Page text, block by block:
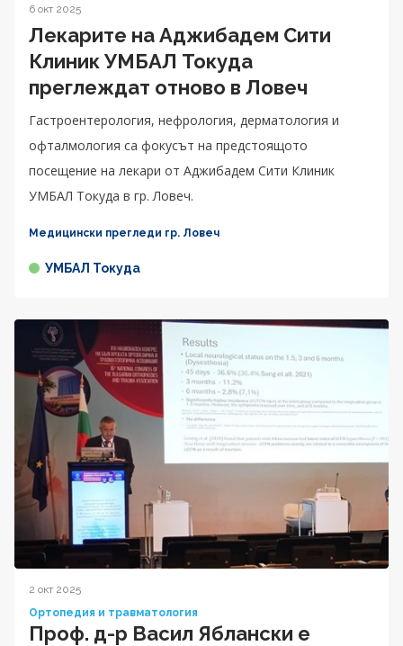
6 окт 2025
Лекарите на Аджибадем Сити
Клиник УМБАЛ Токуда
преглеждат отново в Ловеч
Гастроентерология, нефрология, дерматология и
офталмология са фокусът на предстоящото
посещение на лекари от Аджибадем Сити Клиник
УМБАЛ Токуда в гр. Ловеч.
Медицински прегледи гр. Ловеч
УМБАЛ Токуда
2 окт 2025
Ортопедия и травматология
Проф. д-р Васил Яблански е